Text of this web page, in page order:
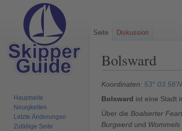
Bolsward
Zur
Navigation
Zur
Suche
Koordinaten: 53°
Bolsward ist eine Stadt
Über die Boalserter
Burgwerd und Wommels
Seite Diskussion
Hauptseite
Neuigkeiten
Letzte Änderungen
Zufällige Seite